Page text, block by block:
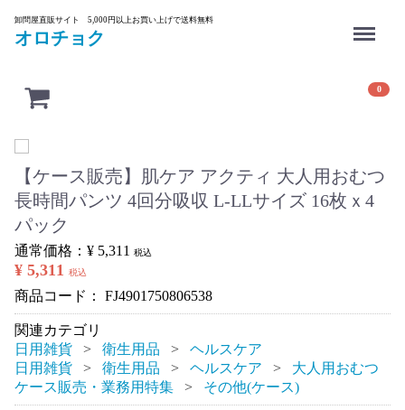
卸問屋直販サイト 5,000円以上お買い上げで送料無料
オロチョク
0
【ケース販売】肌ケア アクティ 大人用おむつ
長時間パンツ 4回分吸収 L-LLサイズ 16枚ｘ4
パック
通常価格： ¥ 5,311 税込
¥ 5,311 税込
商品コード： FJ4901750806538
関連カテゴリ
日用雑貨
衛生用品
ヘルスケア
日用雑貨
衛生用品 ヘルスケア
大人用おむつ
ケース販売・業務用特集
その他(ケース)